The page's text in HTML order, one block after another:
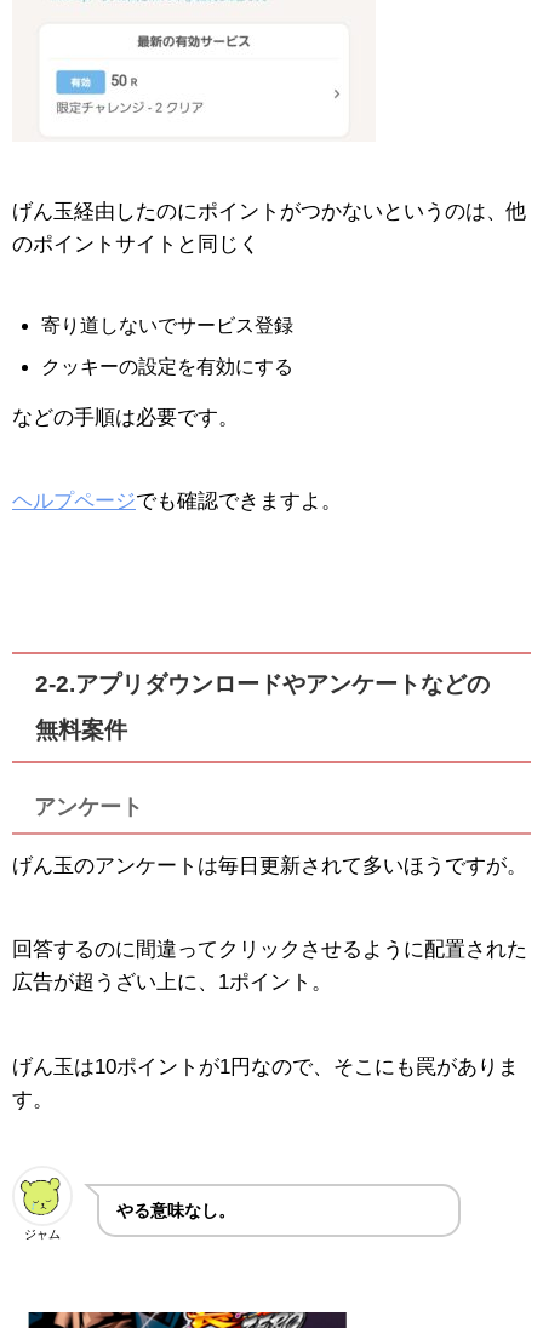
げん玉経由したのにポイントがつかないというのは、他
のポイントサイトと同じく
寄り道しないでサービス登録
クッキーの設定を有効にする
などの手順は必要です。
ヘルプページでも確認できますよ。
2-2.アプリダウンロードやアンケートなどの
無料案件
アンケート
げん玉のアンケートは毎日更新されて多いほうですが。
回答するのに間違ってクリックさせるように配置された
広告が超うざい上に、1ポイント。
げん玉は10ポイントが1円なので、そこにも罠がありま
す。
ジャム
やる意味なし。